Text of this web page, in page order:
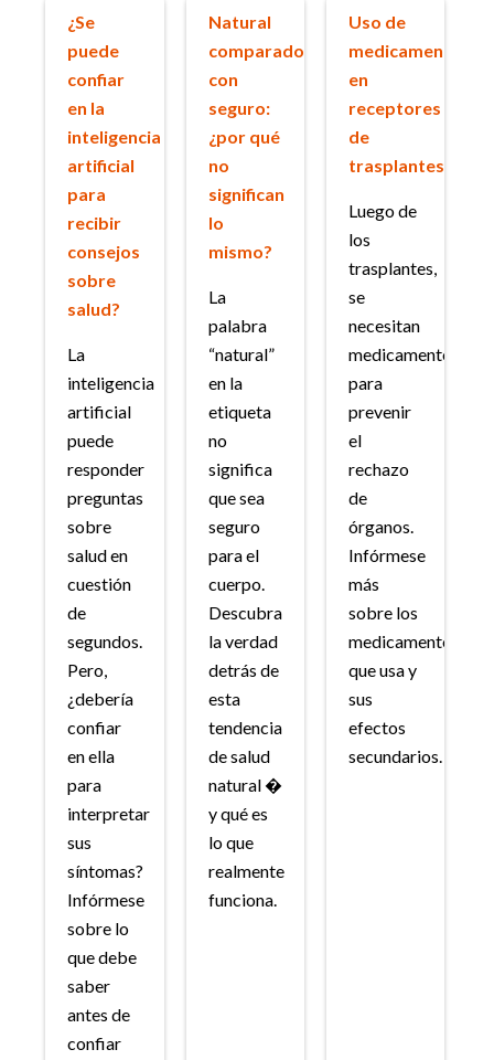
¿Se
puede
confiar
en la
inteligencia
artificial
para
recibir
consejos
sobre
salud?
La
inteligencia
artificial
puede
responder
preguntas
sobre
salud en
cuestión
de
segundos.
Pero,
¿debería
confiar
en ella
para
interpretar
sus
síntomas?
Infórmese
sobre lo
que debe
saber
antes de
confiar
Natural
comparado
con
seguro:
¿por qué
no
significan
lo
mismo?
La
palabra
“natural”
en la
etiqueta
no
significa
que sea
seguro
para el
cuerpo.
Descubra
la verdad
detrás de
esta
tendencia
de salud
natural �
y qué es
lo que
realmente
funciona.
Uso de
medicamentos
en
receptores
de
trasplantes
Luego de
los
trasplantes,
se
necesitan
medicamentos
para
prevenir
el
rechazo
de
órganos.
Infórmese
más
sobre los
medicamentos
que usa y
sus
efectos
secundarios.